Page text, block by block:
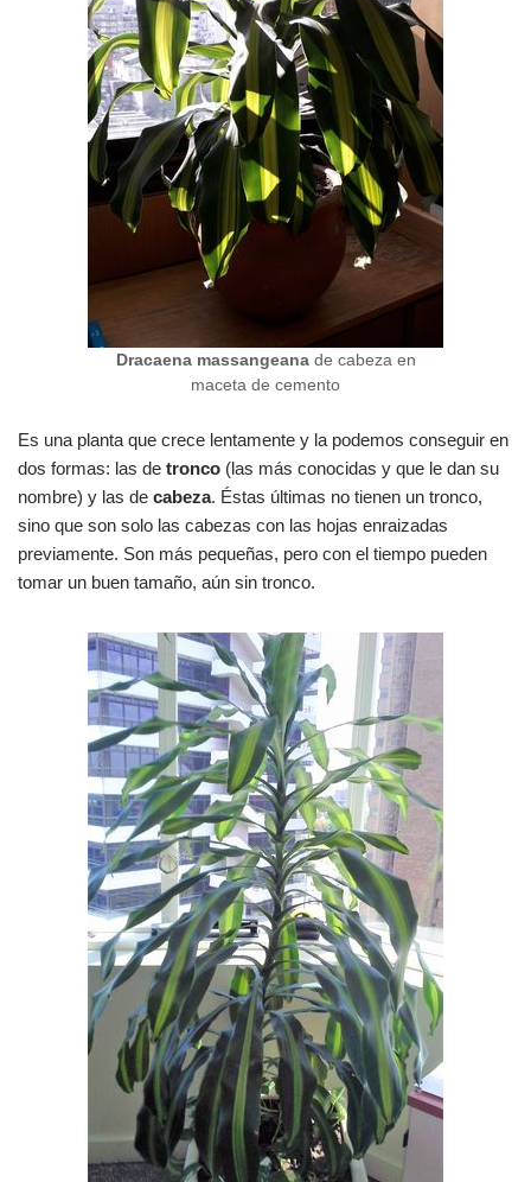
Dracaena massangeanade cabeza en
maceta de cemento
Es una planta que crece lentamente y la podemos conseguir en
dos formas: las de tronco (las más conocidas y que le dan su
nombre) y las de cabeza. Éstas últimas no tienen un tronco,
sino que son solo las cabezas con las hojas enraizadas
previamente. Son más pequeñas, pero con el tiempo pueden
tomar un buen tamaño, aún sin tronco.